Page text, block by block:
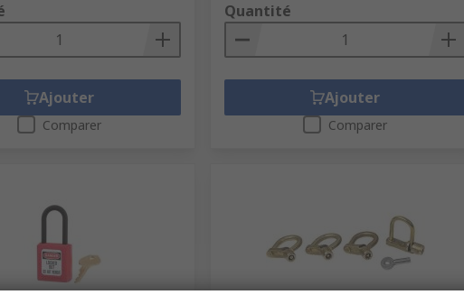
Ajouter
Comparer
Quantité
Ajouter
Comparer